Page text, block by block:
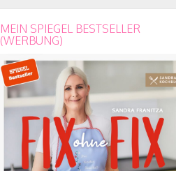
MEIN SPIEGEL BESTSELLER
(WERBUNG)